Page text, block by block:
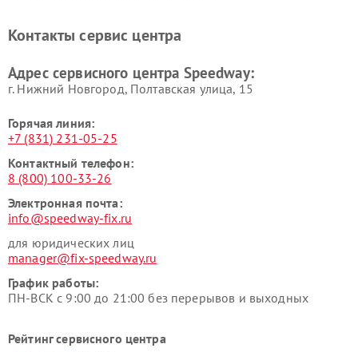
Контакты сервис центра
Адрес сервисного центра Speedway:
г. Нижний Новгород, Полтавская улица, 15
Горячая линия:
+7 (831) 231-05-25
Контактный телефон:
8 (800) 100-33-26
Электронная почта:
info@speedway-fix.ru
для юридических лиц
manager@fix-speedway.ru
График работы:
ПН-ВСК с 9:00 до 21:00 без перерывов и выходных
Рейтинг сервисного центра